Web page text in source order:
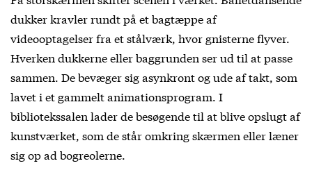
dukker kravler rundt på et bagtæppe af
videooptagelser fra et stålværk, hvor gnisterne flyver.
Hverken dukkerne eller baggrunden ser ud til at passe
sammen. De bevæger sig asynkront og ude af takt, som
lavet i et gammelt animationsprogram. I
bibliotekssalen lader de besøgende til at blive opslugt af
kunstværket, som de står omkring skærmen eller læner
sig op ad bogreolerne.